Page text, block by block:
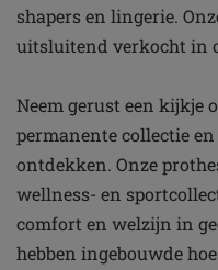
shapers en lingerie.
uitsluitend verkocht in
Neem gerust een kijkje
permanente collectie
ontdekken. Onze
wellness- en
comfort en welzijn in
hebben ingebouwde